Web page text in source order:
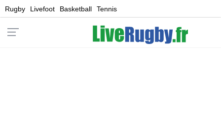
Rugby Livefoot Basketball Tennis